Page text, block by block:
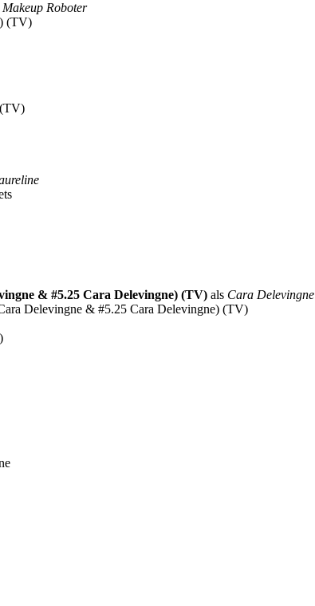
Makeup Roboter
(TV)
& #5.25 Cara Delevingne) (TV) als Cara Delevingne
Delevingne & #5.25 Cara Delevingne) (TV)